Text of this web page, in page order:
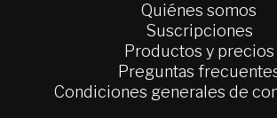
Quiénes somos
Suscripciones
Productos y precios
Preguntas
Condiciones generales de